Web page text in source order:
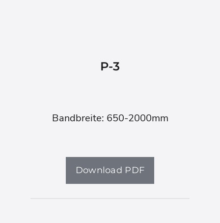
P-3
Bandbreite: 650-2000mm
Download PDF